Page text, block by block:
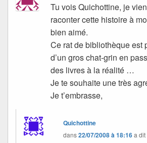
Tu vois Quichottine, je
raconter cette histoire à
bien aimé.
Ce rat de bibliothèque est
d’un gros chat-grin en
des livres à la réalité …
Je te souhaite une très
Je t’embrasse,
Quichottine
dans22/07/2008 à 18:16a dit